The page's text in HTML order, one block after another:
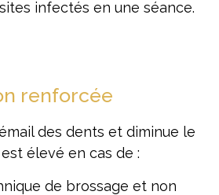
infectés en une séance.
renforcée
des dents et diminue le
élevé en cas de :
de brossage et non